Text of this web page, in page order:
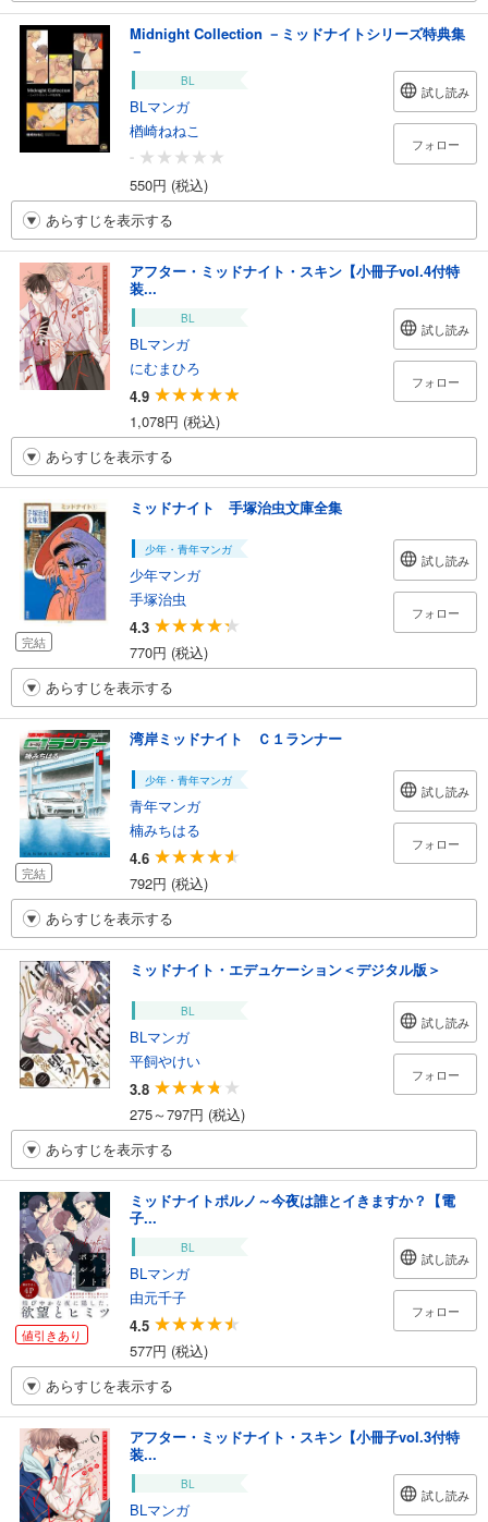
Midnight Collection －ミッドナイトシリーズ特典集
－
BL
BLマンガ
楢崎ねねこ
-
550円 (税込)
試し読み
フォロー
あらすじを表示する
アフター・ミッドナイト・スキン【小冊子vol.4付特
装...
BL
BLマンガ
にむまひろ
4.9
1,078円 (税込)
試し読み
フォロー
あらすじを表示する
完結
ミッドナイト 手塚治虫文庫全集
少年・青年マンガ
少年マンガ
手塚治虫
4.3
770円 (税込)
試し読み
フォロー
あらすじを表示する
完結
湾岸ミッドナイト Ｃ１ランナー
少年・青年マンガ
青年マンガ
楠みちはる
4.6
792円 (税込)
試し読み
フォロー
あらすじを表示する
ミッドナイト・エデュケーション＜デジタル版＞
BL
BLマンガ
平飼やけい
3.8
275～797円 (税込)
試し読み
フォロー
あらすじを表示する
値引きあり
ミッドナイトポルノ～今夜は誰とイきますか？【電
子...
BL
BLマンガ
由元千子
4.5
577円 (税込)
試し読み
フォロー
あらすじを表示する
アフター・ミッドナイト・スキン【小冊子vol.3付特
装...
BL
BLマンガ
試し読み